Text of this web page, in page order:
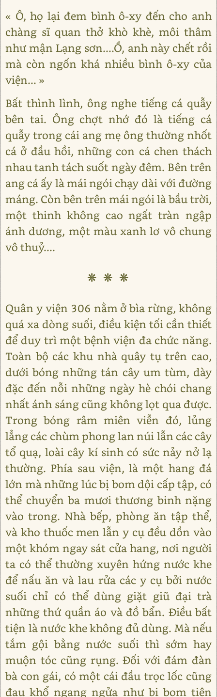
« Ô, họ lại đem bình ô-xy đến cho anh
chàng sĩ quan thở khò khè, môi thâm
như mận Lạng sơn....Ồ, anh này chết rồi
mà còn ngốn khá nhiều bình ô-xy của
viện... »
Bất thình lình, ông nghe tiếng cá quẫy
bên tai. Ông chợt nhớ đó là tiếng cá
quẫy trong cái ang mẹ ông thường nhốt
cá ở đầu hồi, những con cá chen thách
nhau tanh tách suốt ngày đêm. Bên trên
ang cá ấy là mái ngói chạy dài với đường
máng. Còn bên trên mái ngói là bầu trời,
một thinh không cao ngất tràn ngập
ánh dương, một màu xanh lơ vô chung
vô thuỷ....
❊ ❊ ❊
Quân y viện 306 nằm ở bìa rừng, không
quá xa dòng suối, điều kiện tối cần thiết
để duy trì một bệnh viện đa chức năng.
Toàn bộ các khu nhà quây tụ trên cao,
dưới bóng những tán cây um tùm, dày
đặc đến nỗi những ngày hè chói chang
nhất ánh sáng cũng không lọt qua được.
Trong bóng râm miên viễn đó, lủng
lẳng các chùm phong lan núi lẫn các cây
tổ quạ, loài cây kí sinh có sức nảy nở lạ
thường. Phía sau viện, là một hang đá
lớn mà những lúc bị bom dội cấp tập, có
thể chuyển ba mươi thương binh nặng
vào trong. Nhà bếp, phòng ăn tập thể,
và kho thuốc men lẫn y cụ đều dồn vào
một khóm ngay sát cửa hang, nơi người
ta có thể thường xuyên hứng nước khe
để nấu ăn và lau rửa các y cụ bởi nước
suối chỉ có thể dùng giặt giũ đại trà
những thứ quần áo và đồ bẩn. Điều bất
tiện là nước khe không đủ dùng. Mà nếu
tắm gội bằng nước suối thì sớm hay
muộn tóc cũng rụng. Đối với đám đàn
bà con gái, có một cái đầu trọc lốc cũng
đau khổ ngang ngửa như bị bom tiện